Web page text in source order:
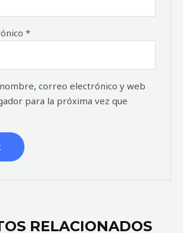
*
correo electrónico y web
para la próxima vez que
RELACIONADOS